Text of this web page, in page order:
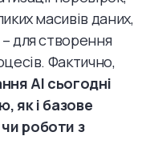
масивів даних,
для створення
Фактично,
AI сьогодні
як і базове
роботи з